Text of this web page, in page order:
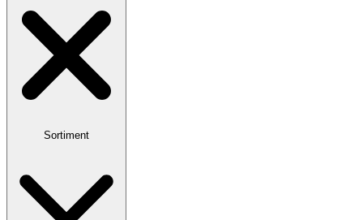
Sortiment